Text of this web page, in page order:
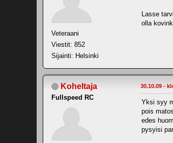
Veteraani
Viestit: 852
Sijainti: Helsinki
Lasse
olla
Koheltaja
Fullspeed RC
30.10.09 -
Yksi syy
pois
edes
pysyisi